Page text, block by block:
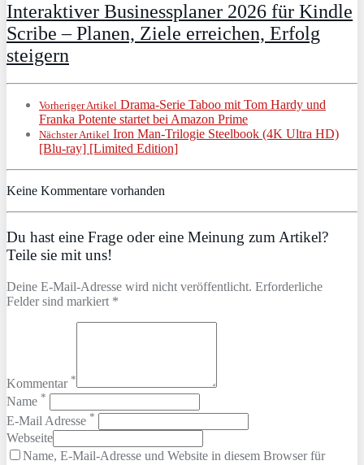
Interaktiver Businessplaner 2026 für Kindle
Scribe – Planen, Ziele erreichen, Erfolg
steigern
Vorheriger Artikel Drama-Serie Taboo mit Tom Hardy und
Franka Potente startet bei Amazon Prime
Nächster Artikel Iron Man-Trilogie Steelbook (4K Ultra HD)
[Blu-ray] [Limited Edition]
Keine Kommentare vorhanden
Du hast eine Frage oder eine Meinung zum Artikel?
Teile sie mit uns!
Deine E-Mail-Adresse wird nicht veröffentlicht. Erforderliche
Felder sind markiert *
Kommentar *
Name *
E-Mail Adresse *
Webseite
Name, E-Mail-Adresse und Website in diesem Browser für